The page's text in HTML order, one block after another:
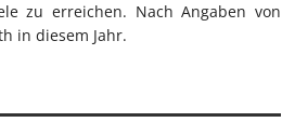
zu erreichen. Nach Angaben von
in diesem Jahr.